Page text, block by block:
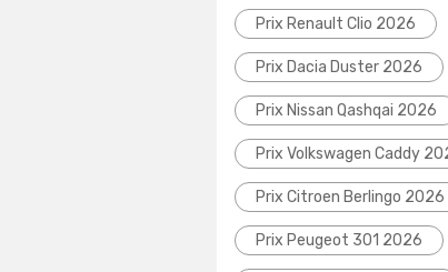
Prix Renault Clio 2026
Prix Dacia Duster 2026
Prix Nissan Qashqai 2026
Prix Volkswagen Caddy
Prix Citroen Berlingo 2026
Prix Peugeot 301 2026